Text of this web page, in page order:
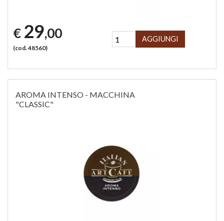
€ 29,00
(cod. 48560)
AGGIUNGI
AROMA INTENSO - MACCHINA
"CLASSIC"